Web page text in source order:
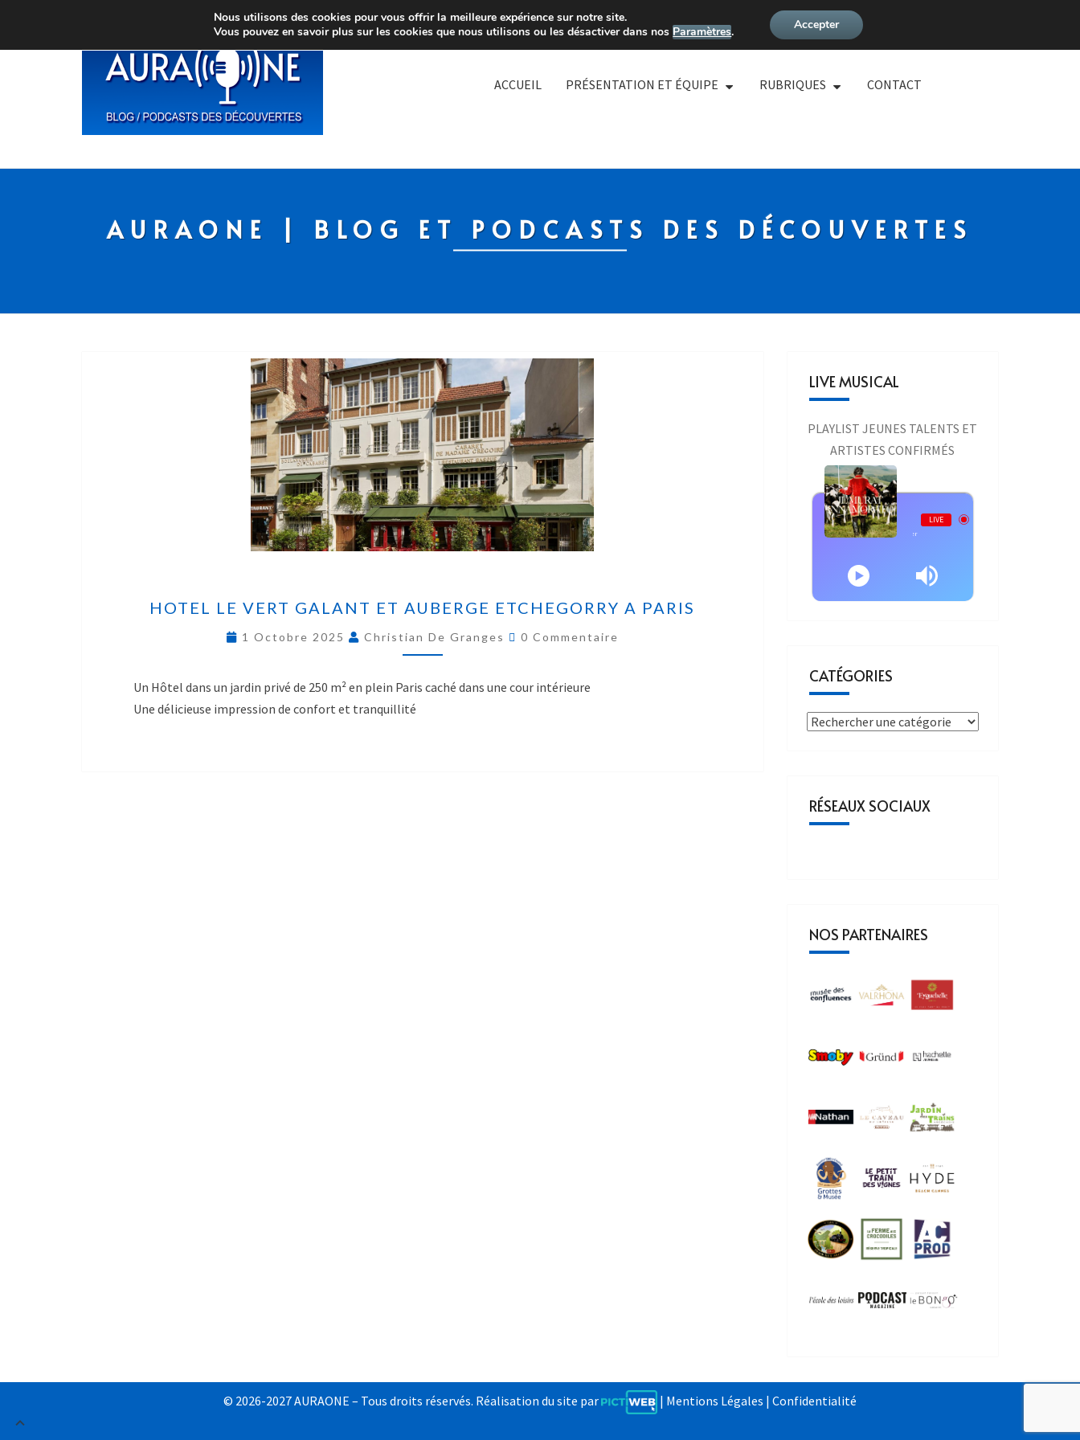
ACCUEIL PRÉSENTATION ET ÉQUIPE RUBRIQUES CONTACT
AURAONE | BLOG ET PODCASTS DES DÉCOUVERTES
HOTEL LE VERT GALANT ET AUBERGE ETCHEGORRY A PARIS
1 Octobre 2025 Christian De Granges 0 Commentaire
Un Hôtel dans un jardin privé de 250 m² en plein Paris caché dans une cour intérieure
Une délicieuse impression de confort et tranquillité
LIVE MUSICAL
PLAYLIST JEUNES TALENTS ET
ARTISTES CONFIRMÉS
Live AURAONE
LIVE
Jean Louis Murat - Jean Louis Murat - Coeur d'Hiver
CATÉGORIES
RÉSEAUX SOCIAUX
NOS PARTENAIRES
© 2026-2027 AURAONE – Tous droits réservés. Réalisation du site par | Mentions Légales | Confidentialité
Nous utilisons des cookies pour vous offrir la meilleure expérience sur notre site.
Vous pouvez en savoir plus sur les cookies que nous utilisons ou les désactiver dans nosParamètres. Accepter